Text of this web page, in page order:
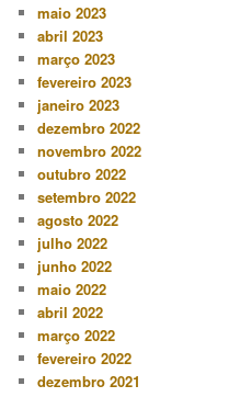
maio 2023
abril 2023
março 2023
fevereiro 2023
janeiro 2023
dezembro 2022
novembro 2022
outubro 2022
setembro 2022
agosto 2022
julho 2022
junho 2022
maio 2022
abril 2022
março 2022
fevereiro 2022
dezembro 2021